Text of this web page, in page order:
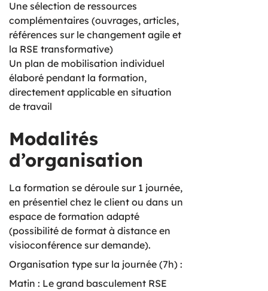
Une sélection de ressources
complémentaires (ouvrages, articles,
références sur le changement agile et
la RSE transformative)
Un plan de mobilisation individuel
élaboré pendant la formation,
directement applicable en situation
de travail
Modalités
d’organisation
La formation se déroule sur 1 journée,
en présentiel chez le client ou dans un
espace de formation adapté
(possibilité de format à distance en
visioconférence sur demande).
Organisation type sur la journée (7h) :
Matin : Le grand basculement RSE